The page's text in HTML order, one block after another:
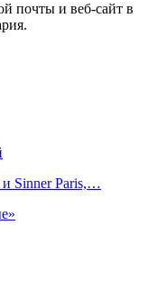
почты и веб-сайт в
и Sinner Paris,…